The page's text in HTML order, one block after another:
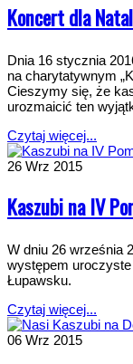
Koncert dla
Dnia 16 stycznia
na charytatywnym
Cieszymy się, że
urozmaicić ten
Czytaj więcej...
26 Wrz 2015
Kaszubi na IV
W dniu 26 września
występem
Łupawsku.
Czytaj więcej...
06 Wrz 2015